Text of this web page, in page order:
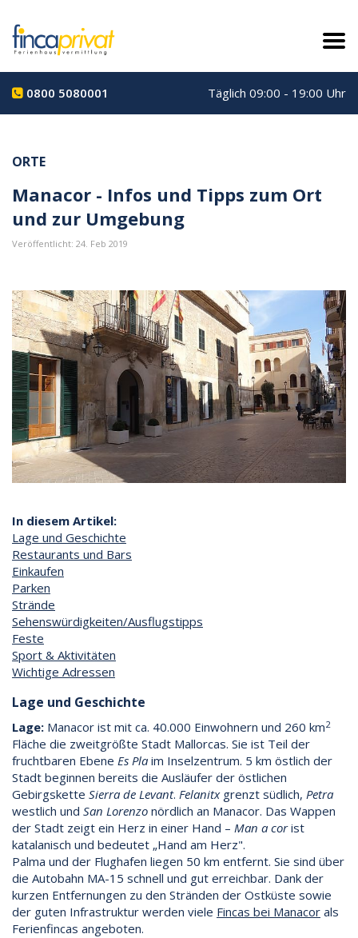
0800 5080001 Täglich 09:00 - 19:00 Uhr
ORTE
Manacor - Infos und Tipps zum Ort
und zur Umgebung
Veröffentlicht: 24. Feb 2019
In diesem Artikel:
Lage und Geschichte
Restaurants und Bars
Einkaufen
Parken
Strände
Sehenswürdigkeiten/Ausflugstipps
Feste
Sport & Aktivitäten
Wichtige Adressen
Lage und Geschichte
Lage: Manacor ist mit ca. 40.000 Einwohnern und 260 km2
Fläche die zweitgrößte Stadt Mallorcas. Sie ist Teil der
fruchtbaren Ebene Es Pla im Inselzentrum. 5 km östlich der
Stadt beginnen bereits die Ausläufer der östlichen
Gebirgskette Sierra de Levant. Felanitxgrenzt südlich, Petra
westlich und San Lorenzo nördlich an Manacor. Das Wappen
der Stadt zeigt ein Herz in einer Hand – Man a corist
katalanisch und bedeutet „Hand am Herz".
Palma und der Flughafen liegen 50 km entfernt. Sie sind über
die Autobahn MA-15 schnell und gut erreichbar. Dank der
kurzen Entfernungen zu den Stränden der Ostküste sowie
der guten Infrastruktur werden viele Fincas bei Manacor als
Ferienfincas angeboten.